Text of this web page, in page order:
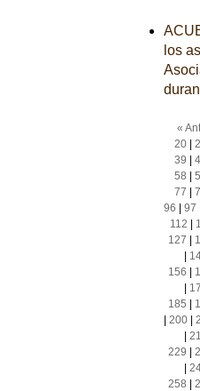
los
«
20|
39
58
77
96
97
112
127
156
185
200|
229
258